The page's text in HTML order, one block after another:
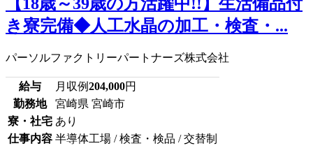
【18歳～39歳の方活躍中!!】生活備品付
き寮完備◆人工水晶の加工・検査・...
パーソルファクトリーパートナーズ株式会社
給与 月収例204,000円
勤務地
宮崎県 宮崎市
寮・社宅 あり
仕事内容 半導体工場 / 検査・検品 / 交替制